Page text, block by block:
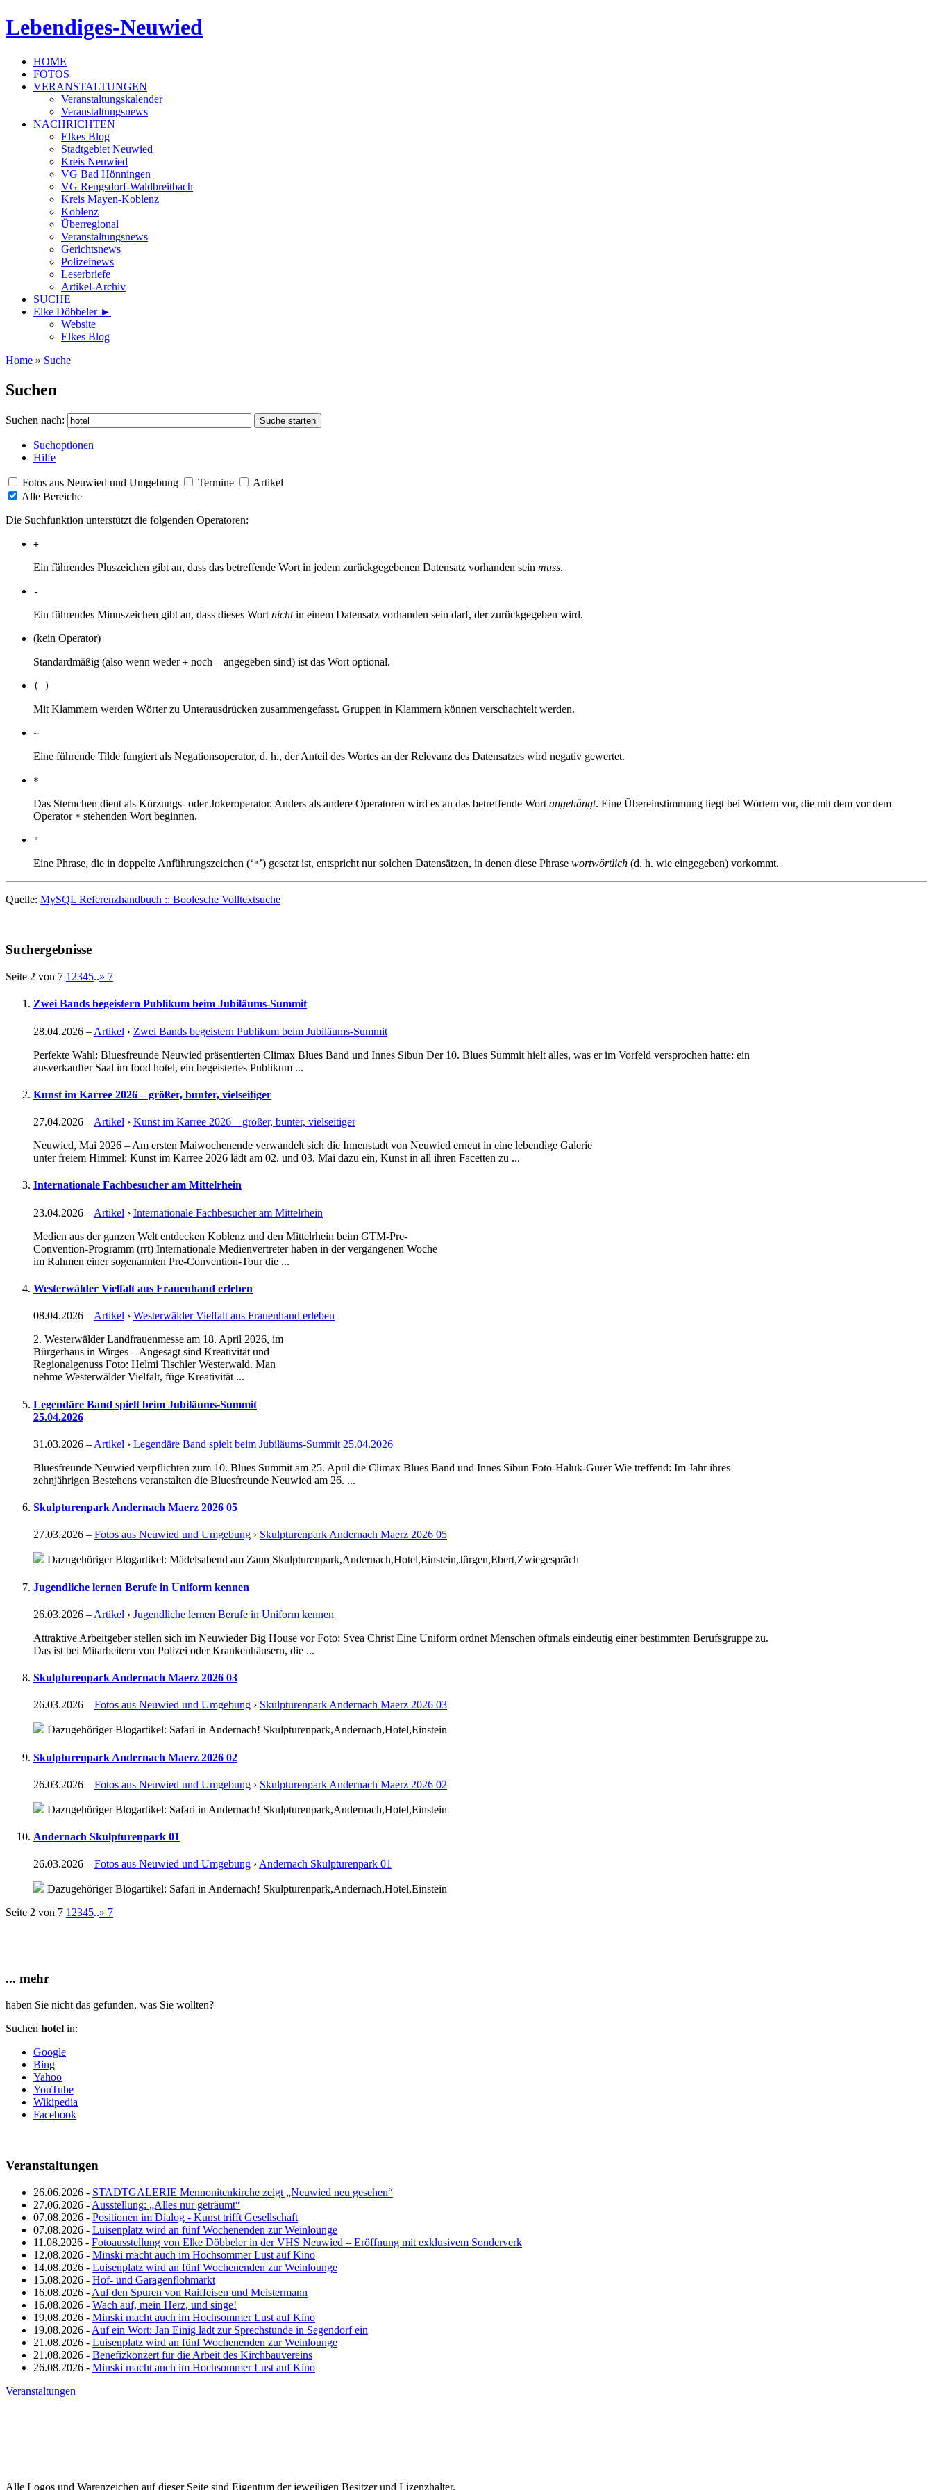
Lebendiges-Neuwied
HOME
FOTOS
VERANSTALTUNGEN
Veranstaltungskalender
Veranstaltungsnews
NACHRICHTEN
Elkes Blog
Stadtgebiet Neuwied
Kreis Neuwied
VG Bad Hönningen
VG Rengsdorf-Waldbreitbach
Kreis Mayen-Koblenz
Koblenz
Überregional
Veranstaltungsnews
Gerichtsnews
Polizeinews
Leserbriefe
Artikel-Archiv
SUCHE
Elke Döbbeler ►
Website
Elkes Blog
Home » Suche
Suchen
Suchen nach:
Suchoptionen
Hilfe
Fotos aus Neuwied und Umgebung Termine
Artikel
Alle Bereiche
Die Suchfunktion unterstützt die folgenden Operatoren:
+
Ein führendes Pluszeichen gibt an, dass das betreffende Wort in jedem zurückgegebenen Datensatz vorhanden sein muss.
-
Ein führendes Minuszeichen gibt an, dass dieses Wort nichtin einem Datensatz vorhanden sein darf, der zurückgegeben wird.
(kein Operator)
Standardmäßig (also wenn weder + noch - angegeben sind) ist das Wort optional.
( )
Mit Klammern werden Wörter zu Unterausdrücken zusammengefasst. Gruppen in Klammern können verschachtelt werden.
~
Eine führende Tilde fungiert als Negationsoperator, d. h., der Anteil des Wortes an der Relevanz des Datensatzes wird negativ gewertet.
*
Das Sternchen dient als Kürzungs- oder Jokeroperator. Anders als andere Operatoren wird es an das betreffende Wort angehängt. Eine Übereinstimmung liegt bei Wörtern vor, die mit dem vor dem
Operator * stehenden Wort beginnen.
"
Eine Phrase, die in doppelte Anführungszeichen (‘ " ’) gesetzt ist, entspricht nur solchen Datensätzen, in denen diese Phrase wortwörtlich (d. h. wie eingegeben) vorkommt.
Quelle: MySQL Referenzhandbuch :: Boolesche Volltextsuche
Suchergebnisse
Seite 2 von 7 1 2345..» 7
Zwei Bands begeistern Publikum beim Jubiläums-Summit
28.04.2026 – Artikel › Zwei Bands begeistern Publikum beim Jubiläums-Summit
Perfekte Wahl: Bluesfreunde Neuwied präsentierten Climax Blues Band und Innes Sibun Der 10. Blues Summit hielt alles, was er im Vorfeld versprochen hatte: ein
ausverkaufter Saal im food hotel, ein begeistertes Publikum ...
Kunst im Karree 2026 – größer, bunter, vielseitiger
27.04.2026 – Artikel › Kunst im Karree 2026 – größer, bunter, vielseitiger
Neuwied, Mai 2026 – Am ersten Maiwochenende verwandelt sich die Innenstadt von Neuwied erneut in eine lebendige Galerie
unter freiem Himmel: Kunst im Karree 2026 lädt am 02. und 03. Mai dazu ein, Kunst in all ihren Facetten zu ...
Internationale Fachbesucher am Mittelrhein
23.04.2026 – Artikel › Internationale Fachbesucher am Mittelrhein
Medien aus der ganzen Welt entdecken Koblenz und den Mittelrhein beim GTM-Pre-
Convention-Programm (rrt) Internationale Medienvertreter haben in der vergangenen Woche
im Rahmen einer sogenannten Pre-Convention-Tour die ...
Westerwälder Vielfalt aus Frauenhand erleben
08.04.2026 – Artikel › Westerwälder Vielfalt aus Frauenhand erleben
2. Westerwälder Landfrauenmesse am 18. April 2026, im
Bürgerhaus in Wirges – Angesagt sind Kreativität und
Regionalgenuss Foto: Helmi Tischler Westerwald. Man
nehme Westerwälder Vielfalt, füge Kreativität ...
Legendäre Band spielt beim Jubiläums-Summit
25.04.2026
31.03.2026 – Artikel › Legendäre Band spielt beim Jubiläums-Summit 25.04.2026
Bluesfreunde Neuwied verpflichten zum 10. Blues Summit am 25. April die Climax Blues Band und Innes Sibun Foto-Haluk-Gurer Wie treffend: Im Jahr ihres
zehnjährigen Bestehens veranstalten die Bluesfreunde Neuwied am 26. ...
Skulpturenpark Andernach Maerz 2026 05
27.03.2026 – Fotos aus Neuwied und Umgebung › Skulpturenpark Andernach Maerz 2026 05
Dazugehöriger Blogartikel: Mädelsabend am Zaun Skulpturenpark,Andernach,Hotel,Einstein,Jürgen,Ebert,Zwiegespräch
Jugendliche lernen Berufe in Uniform kennen
26.03.2026 – Artikel › Jugendliche lernen Berufe in Uniform kennen
Attraktive Arbeitgeber stellen sich im Neuwieder Big House vor Foto: Svea Christ Eine Uniform ordnet Menschen oftmals eindeutig einer bestimmten Berufsgruppe zu.
Das ist bei Mitarbeitern von Polizei oder Krankenhäusern, die ...
Skulpturenpark Andernach Maerz 2026 03
26.03.2026 – Fotos aus Neuwied und Umgebung › Skulpturenpark Andernach Maerz 2026 03
Dazugehöriger Blogartikel: Safari in Andernach! Skulpturenpark,Andernach,Hotel,Einstein
Skulpturenpark Andernach Maerz 2026 02
26.03.2026 – Fotos aus Neuwied und Umgebung › Skulpturenpark Andernach Maerz 2026 02
Dazugehöriger Blogartikel: Safari in Andernach! Skulpturenpark,Andernach,Hotel,Einstein
Andernach Skulpturenpark 01
26.03.2026 – Fotos aus Neuwied und Umgebung ›Andernach Skulpturenpark 01
Dazugehöriger Blogartikel: Safari in Andernach! Skulpturenpark,Andernach,Hotel,Einstein
Seite 2 von 7 12345..» 7
... mehr
haben Sie nicht das gefunden, was Sie wollten?
Suchen hotel in:
Google
Bing
Yahoo
YouTube
Wikipedia
Facebook
Veranstaltungen
26.06.2026 - STADTGALERIE Mennonitenkirche zeigt „Neuwied neu gesehen“
27.06.2026 - Ausstellung: „Alles nur geträumt“
07.08.2026 - Positionen im Dialog - Kunst trifft Gesellschaft
07.08.2026 - Luisenplatz wird an fünf Wochenenden zur Weinlounge
11.08.2026 - Fotoausstellung von Elke Döbbeler in der VHS Neuwied – Eröffnung mit exklusivem Sonderverk
12.08.2026 - Minski macht auch im Hochsommer Lust auf Kino
14.08.2026 - Luisenplatz wird an fünf Wochenenden zur Weinlounge
15.08.2026 - Hof- und Garagenflohmarkt
16.08.2026 - Auf den Spuren von Raiffeisen und Meistermann
16.08.2026 - Wach auf, mein Herz, und singe!
19.08.2026 - Minski macht auch im Hochsommer Lust auf Kino
19.08.2026 - Auf ein Wort: Jan Einig lädt zur Sprechstunde in Segendorf ein
21.08.2026 - Luisenplatz wird an fünf Wochenenden zur Weinlounge
21.08.2026 - Benefizkonzert für die Arbeit des Kirchbauvereins
26.08.2026 - Minski macht auch im Hochsommer Lust auf Kino
Veranstaltungen
Alle Logos und Warenzeichen auf dieser Seite sind Eigentum der jeweiligen Besitzer und Lizenzhalter.